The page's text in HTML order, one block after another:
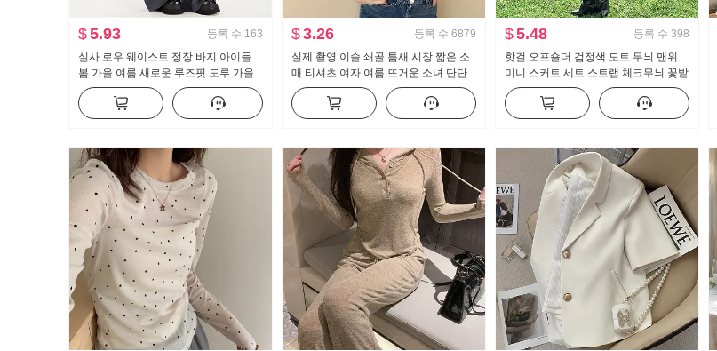
$5.93 등록 수 163
실사 로우 웨이스트 정장 바지 아이들
봄 가을 여름 새로운 루즈핏 도루 가을
센스 bf 느긋한 캐주얼 부츠컷 와이드 레
그 팬츠
$3.26 등록 수 6879
실제 촬영 이슬 쇄골 틈새 시장 짧은 소
매 티셔츠 여자 여름 뜨거운 소녀 단단
한 새로운 버튼 디자인 센스 짧은 단락
맨위
$5.48 등록 수 398
핫걸 오프숄더 검정색 도트 무늬 맨위
미니 스커트 세트 스트랩 체크무늬 꽃밭
반신 스커트 레트로 체크 스커트